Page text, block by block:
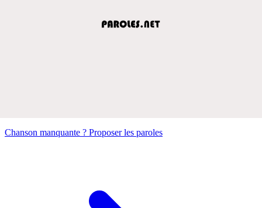
Chanson manquante ? Proposer les paroles